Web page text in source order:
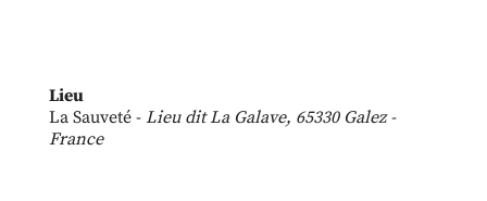
Lieu
La Sauveté - Lieu dit La Galave, 65330 Galez -
France